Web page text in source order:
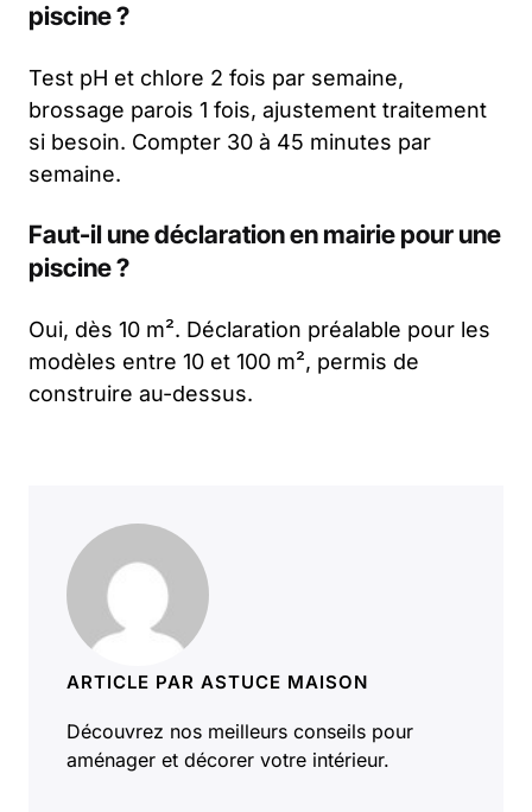
piscine ?
Test pH et chlore 2 fois par semaine,
brossage parois 1 fois, ajustement traitement
si besoin. Compter 30 à 45 minutes par
semaine.
Faut-il une déclaration en mairie pour une
piscine ?
Oui, dès 10 m². Déclaration préalable pour les
modèles entre 10 et 100 m², permis de
construire au-dessus.
ARTICLE PAR ASTUCE MAISON
Découvrez nos meilleurs conseils pour
aménager et décorer votre intérieur.